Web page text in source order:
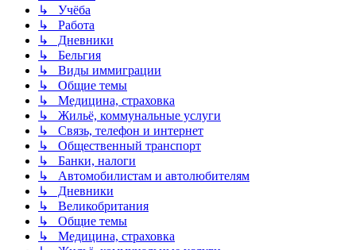
↳ Учёба
↳ Работа
↳ Дневники
↳ Бельгия
↳ Виды иммиграции
↳ Общие темы
↳ Медицина, страховка
↳ Жильё, коммунальные услуги
↳ Связь, телефон и интернет
↳ Общественный транспорт
↳ Банки, налоги
↳ Автомобилистам и автолюбителям
↳ Дневники
↳ Великобритания
↳ Общие темы
↳ Медицина, страховка